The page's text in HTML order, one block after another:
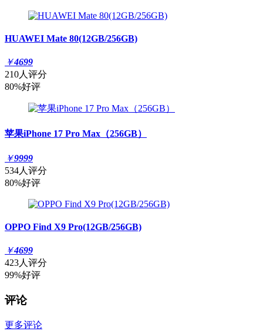
HUAWEI Mate 80(12GB/256GB)
￥4699
210人评分
80%好评
苹果iPhone 17 Pro Max（256GB）
￥9999
534人评分
80%好评
OPPO Find X9 Pro(12GB/256GB)
￥4699
423人评分
99%好评
评论
更多评论